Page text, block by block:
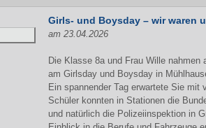
Girls- und Boysday – wir waren
am 23.04.2026
Die Klasse 8a und Frau Wille nahmen
am Girlsday und Boysday in
Ein spannender Tag erwartete Sie mit
Schüler konnten in Stationen die
und natürlich die Polizeiinspektion in